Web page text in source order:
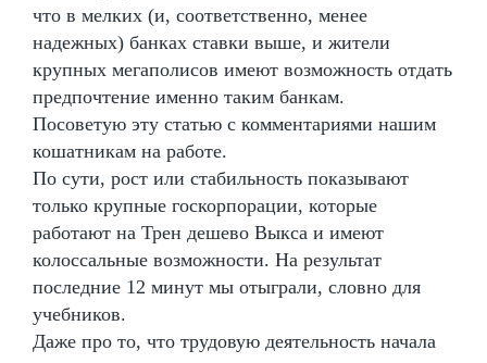
что в мелких (и, соответственно, менее
надежных) банках ставки выше, и жители
крупных мегаполисов имеют возможность отдать
предпочтение именно таким банкам.
Посоветую эту статью с комментариями нашим
кошатникам на работе.
По сути, рост или стабильность показывают
только крупные госкорпорации, которые
работают на Трен дешево Выкса и имеют
колоссальные возможности. На результат
последние 12 минут мы отыграли, словно для
учебников.
Даже про то, что трудовую деятельность начала